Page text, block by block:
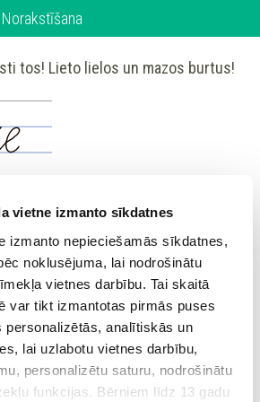
vietne izmanto sīkdatnes
izmanto nepieciešamās sīkdatnes,
noklusējuma, lai nodrošinātu
vietnes darbību. Tai skaitā
var tikt izmantotas pirmās puses
personalizētās, analītiskās un
lai uzlabotu vietnes darbību,
personalizētu saturu, nodrošinātu
funkcijas. Bērniem līdz 13 gadu
tos! Lieto lielos un mazos burtus!